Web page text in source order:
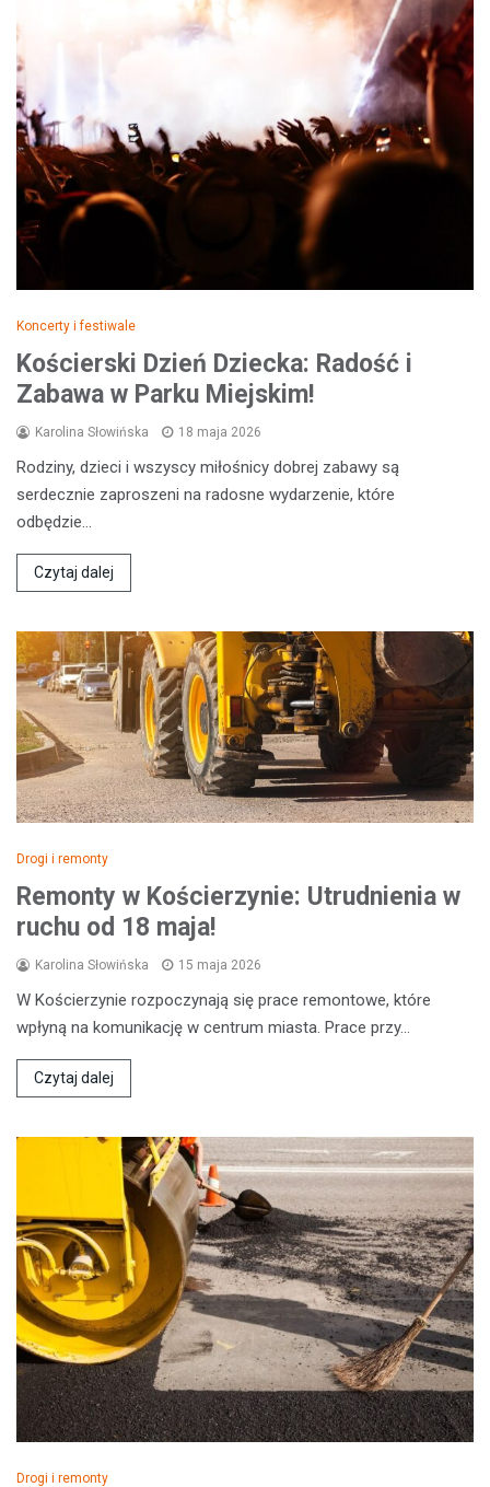
Koncerty i festiwale
Kościerski Dzień Dziecka: Radość i
Zabawa w Parku Miejskim!
Karolina Słowińska 18 maja 2026
Rodziny, dzieci i wszyscy miłośnicy dobrej zabawy są
serdecznie zaproszeni na radosne wydarzenie, które
odbędzie…
Czytaj dalej
Drogi i remonty
Remonty w Kościerzynie: Utrudnienia w
ruchu od 18 maja!
Karolina Słowińska 15 maja 2026
W Kościerzynie rozpoczynają się prace remontowe, które
wpłyną na komunikację w centrum miasta. Prace przy…
Czytaj dalej
Drogi i remonty